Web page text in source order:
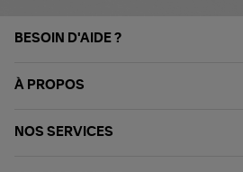
BESOIN D'AIDE ?
À PROPOS
NOS SERVICES